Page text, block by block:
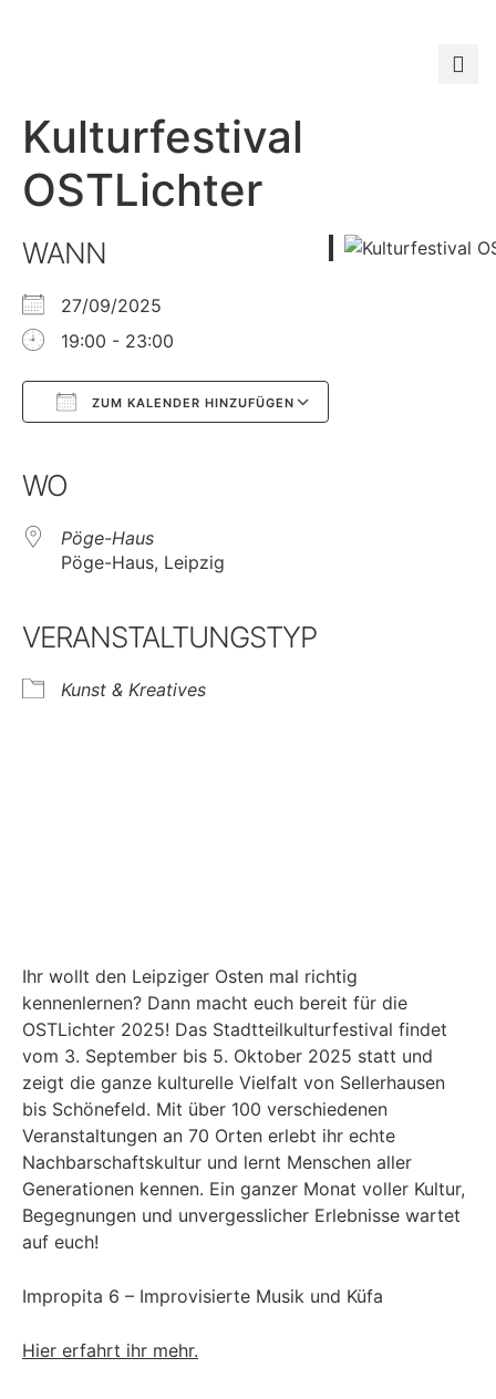
Kulturfestival
OSTLichter
WANN
27/09/2025
19:00 - 23:00
ZUM KALENDER HINZUFÜGEN
WO
Pöge-Haus
Pöge-Haus, Leipzig
VERANSTALTUNGSTYP
Kunst & Kreatives
Ihr wollt den Leipziger Osten mal richtig
kennenlernen? Dann macht euch bereit für die
OSTLichter 2025! Das Stadtteilkulturfestival findet
vom 3. September bis 5. Oktober 2025 statt und
zeigt die ganze kulturelle Vielfalt von Sellerhausen
bis Schönefeld. Mit über 100 verschiedenen
Veranstaltungen an 70 Orten erlebt ihr echte
Nachbarschaftskultur und lernt Menschen aller
Generationen kennen. Ein ganzer Monat voller Kultur,
Begegnungen und unvergesslicher Erlebnisse wartet
auf euch!
Impropita 6 – Improvisierte Musik und Küfa
Hier erfahrt ihr mehr.